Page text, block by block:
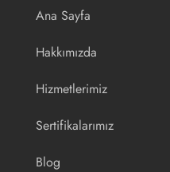
Ana Sayfa
Hakkımızda
Hizmetlerimiz
Sertifikalarımız
Blog